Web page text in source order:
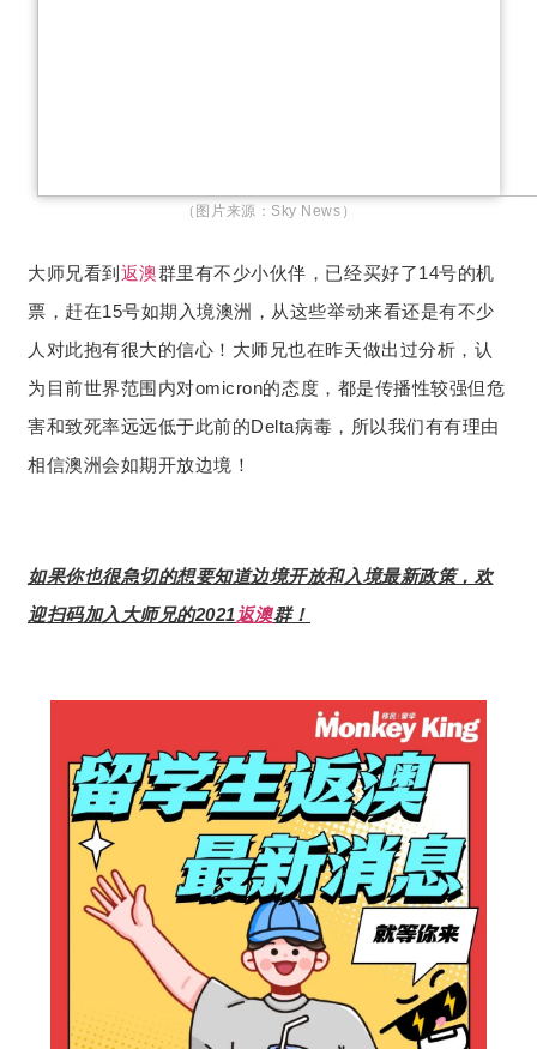
（图片来源：Sky News）
大师兄看到 返澳群里有不少小伙伴，已经买好了14号的机
票，赶在15号如期入境澳洲，从这些举动来看还是有不少
人对此抱有很大的信心！大师兄也在昨天做出过分析，认
为目前世界范围内对omicron的态度，都是传播性较强但危
害和致死率远远低于此前的Delta病毒，所以我们有有理由
相信澳洲会如期开放边境！
如果你也很急切的想要知道边境开放和入境最新政策，欢
迎扫码加入大师兄的2021返澳群！